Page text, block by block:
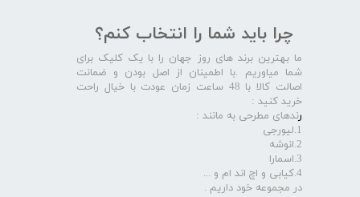
چرا باید شما را انتخاب کنم؟
ما بهترین برند های روز جهان را با یک کلیک برای
شما میاوریم .با اطمینان از اصل بودن و ضمانت
اصالت کالا با 48 ساعت زمان عودت با خیال راحت
خرید کنید :
رندهای مطرحی به مانند :
1.لیورجی
2.انوشه
3.اسمارا
4.کیابی و اچ اند ام و ...
در مجموعه خود داریم .​​​​​​​